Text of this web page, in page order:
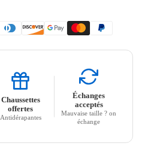
Chaussettes
offertes
Antidérapantes
Échanges
acceptés
Mauvaise taille ? on
échange